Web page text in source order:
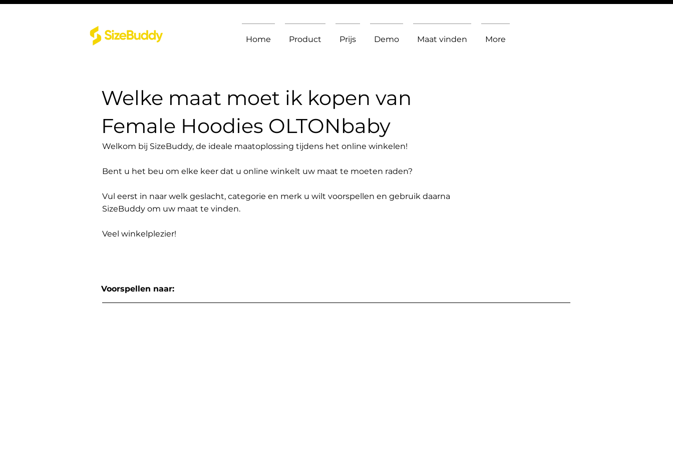
Home Product Prijs Demo Maat vinden More
Welke maat moet ik kopen van
Female Hoodies OLTONbaby
Welkom bij SizeBuddy, de ideale maatoplossing tijdens het online winkelen!
Bent u het beu om elke keer dat u online winkelt uw maat te moeten raden?
Vul eerst in naar welk geslacht, categorie en merk u wilt voorspellen en gebruik daarna
SizeBuddy om uw maat te vinden.
Veel winkelplezier!
Voorspellen naar: